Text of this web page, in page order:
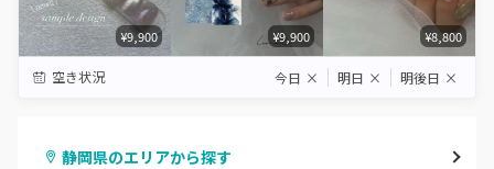
¥9,900 ¥9,900 ¥8,800
空き状況 今日 × 明日 × 明後日 ×
静岡県のエリアから探す